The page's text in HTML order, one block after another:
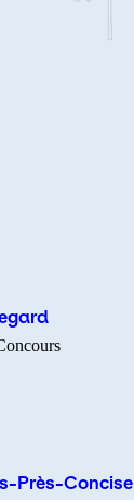
Près-Concise